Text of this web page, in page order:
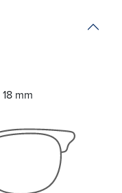
18 mm